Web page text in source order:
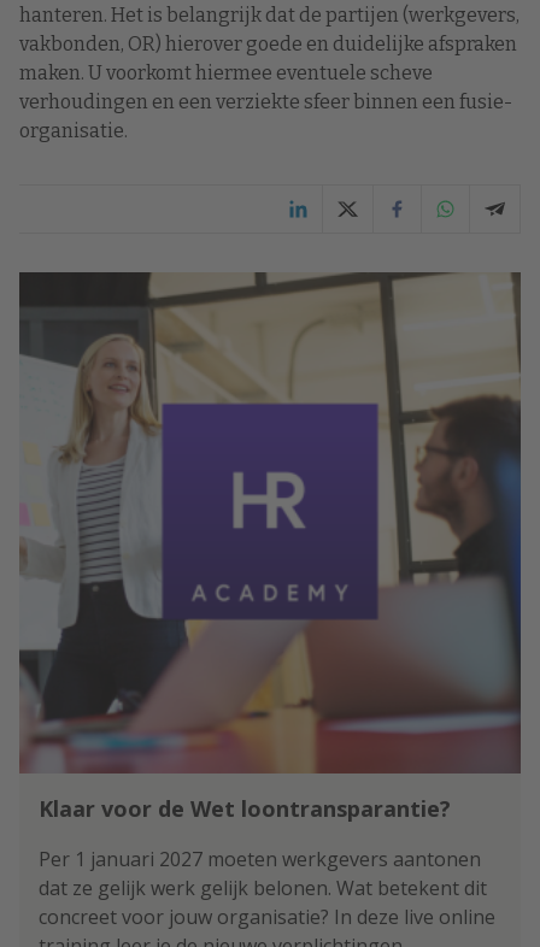
hanteren. Het is belangrijk dat de partijen (werkgevers,
vakbonden, OR) hierover goede en duidelijke afspraken
maken. U voorkomt hiermee eventuele scheve
verhoudingen en een verziekte sfeer binnen een fusie-
organisatie.
Klaar voor de Wet loontransparantie?
Per 1 januari 2027 moeten werkgevers aantonen
dat ze gelijk werk gelijk belonen. Wat betekent dit
concreet voor jouw organisatie? In deze live online